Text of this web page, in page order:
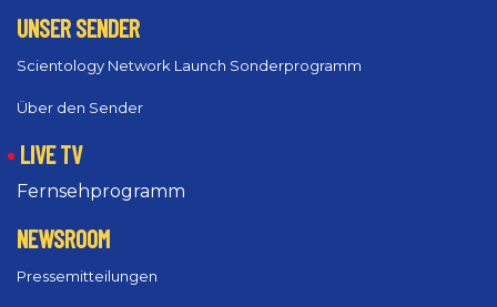
UNSER SENDER
Scientology Network Launch Sonderprogramm
Über den Sender
LIVE TV
Fernsehprogramm
NEWSROOM
Pressemitteilungen